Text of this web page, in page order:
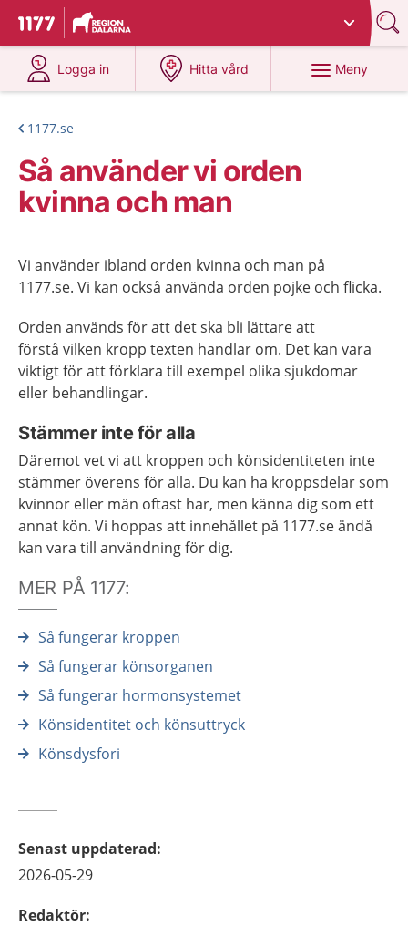
Till startsidan för 1177
Du har valt region
Logga in
på 1177.se
Hitta vård
på 1177.se
Meny
1177.se
Så använder vi orden
kvinna och man
Vi använder ibland orden kvinna och man på
1177.se. Vi kan också använda orden pojke och flicka.
Orden används för att det ska bli lättare att
förstå vilken kropp texten handlar om. Det kan vara
viktigt för att förklara till exempel olika sjukdomar
eller behandlingar.
Stämmer inte för alla
Däremot vet vi att kroppen och könsidentiteten inte
stämmer överens för alla. Du kan ha kroppsdelar som
kvinnor eller män oftast har, men känna dig som ett
annat kön. Vi hoppas att innehållet på 1177.se ändå
kan vara till användning för dig.
MER PÅ 1177:
Så fungerar kroppen
Så fungerar könsorganen
Så fungerar hormonsystemet
Könsidentitet och könsuttryck
Könsdysfori
Senast uppdaterad:
2026-05-29
Redaktör: